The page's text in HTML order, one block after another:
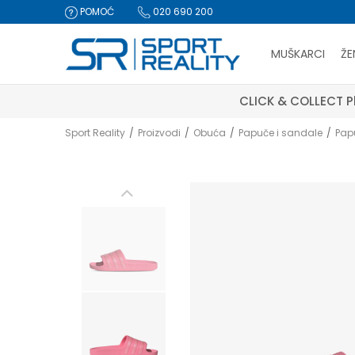
POMOĆ 020 690 200
MUŠKARCI
CLICK &
Sport Reality Proizvodi Obuća Papuče i sandale